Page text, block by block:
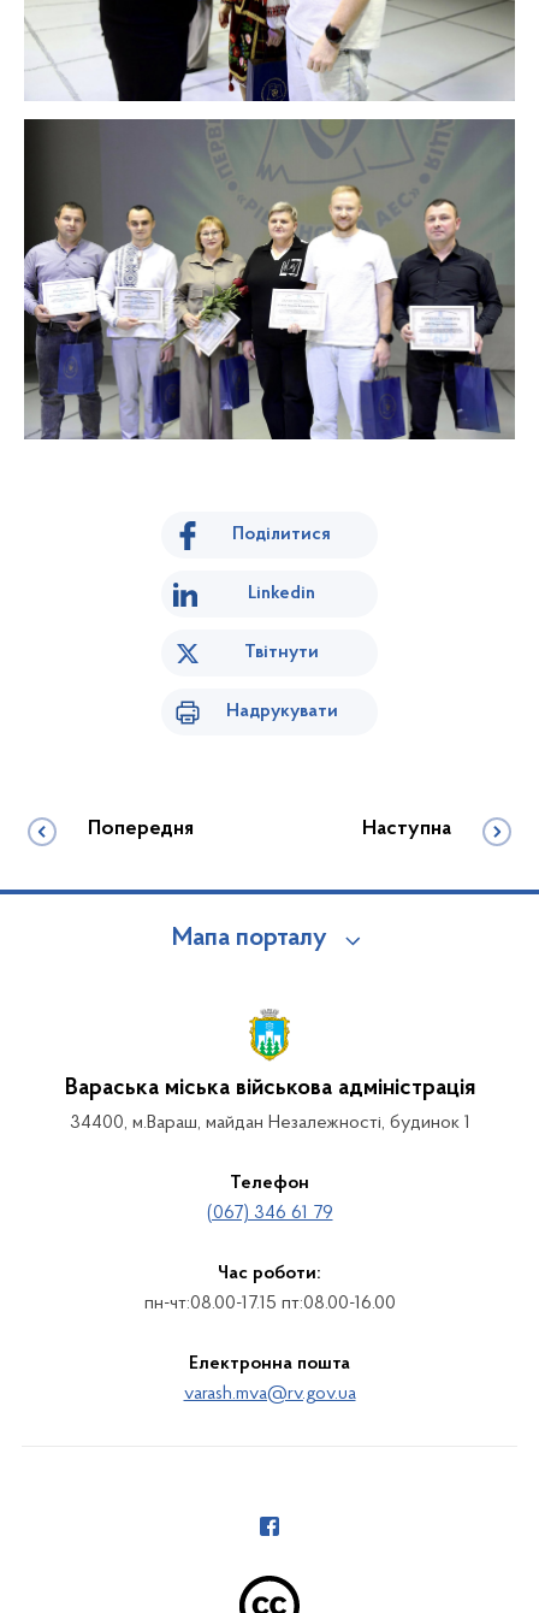
Поділитися
Linkedin
Твітнути
Надрукувати
Попередня Наступна
Мапа порталу
Вараська міська військова адміністрація
34400, м.Вараш, майдан Незалежності, будинок 1
Телефон
(067) 346 61 79
Час роботи:
пн-чт:08.00-17.15 пт:08.00-16.00
Електронна пошта
varash.mva@rv.gov.ua